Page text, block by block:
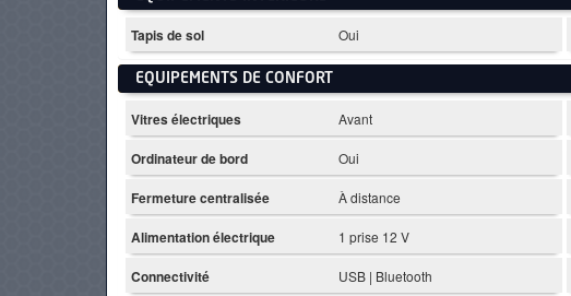
Tapis de sol Oui
EQUIPEMENTS DE CONFORT
Vitres électriques Avant
Ordinateur de bord Oui
Fermeture centralisée À distance
Alimentation électrique 1 prise 12 V
Connectivité USB | Bluetooth